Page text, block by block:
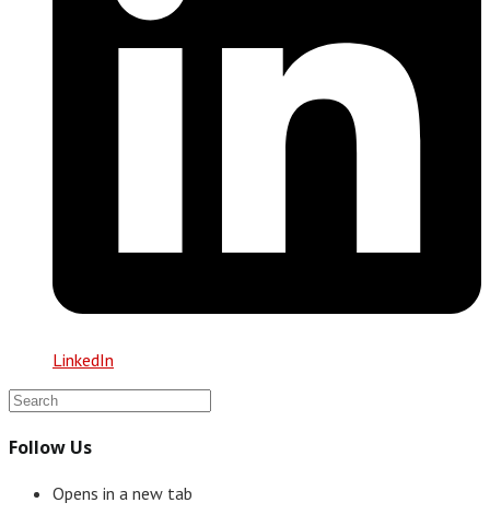
LinkedIn
Follow Us
Opens in a new tab